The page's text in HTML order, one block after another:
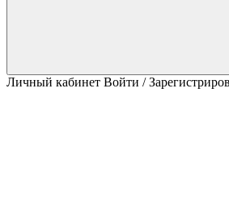
Личный кабинет Войти /